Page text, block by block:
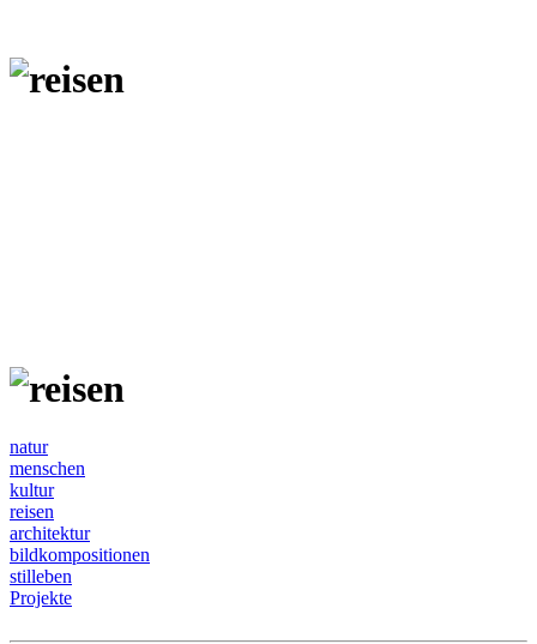
natur
menschen
kultur
reisen
architektur
bildkompositionen
stilleben
Projekte